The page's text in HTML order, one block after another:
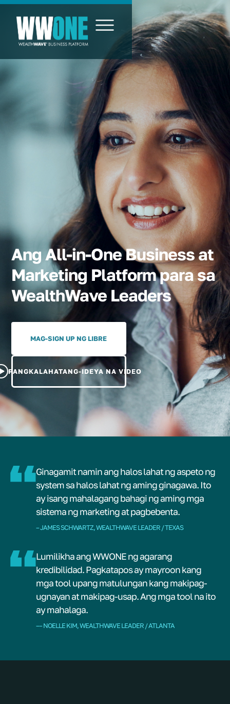
Ang All-in-One Business at
Marketing Platform para sa
WealthWave Leaders
MAG-SIGN UP NG LIBRE
PANGKALAHATANG-IDEYA NA VIDEO
Ginagamit namin ang halos lahat ng aspeto ng
system sa halos lahat ng aming ginagawa. Ito
ay isang mahalagang bahagi ng aming mga
sistema ng marketing at pagbebenta.
– JAMES SCHWARTZ, WEALTHWAVE LEADER / TEXAS
Lumilikha ang WWONE ng agarang
kredibilidad. Pagkatapos ay mayroon kang
mga tool upang matulungan kang makipag-
ugnayan at makipag-usap. Ang mga tool na ito
ay mahalaga.
–– NOELLE KIM, WEALTHWAVE LEADER / ATLANTA